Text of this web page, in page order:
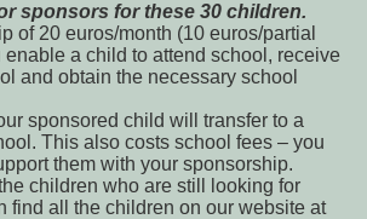
sponsors for these 30 children.
of 20 euros/month (10 euros/partial
a child to attend school, receive
and obtain the necessary school
sponsored child will transfer to a
This also costs school fees – you
them with your sponsorship.
children who are still looking for
find all the children on our website at